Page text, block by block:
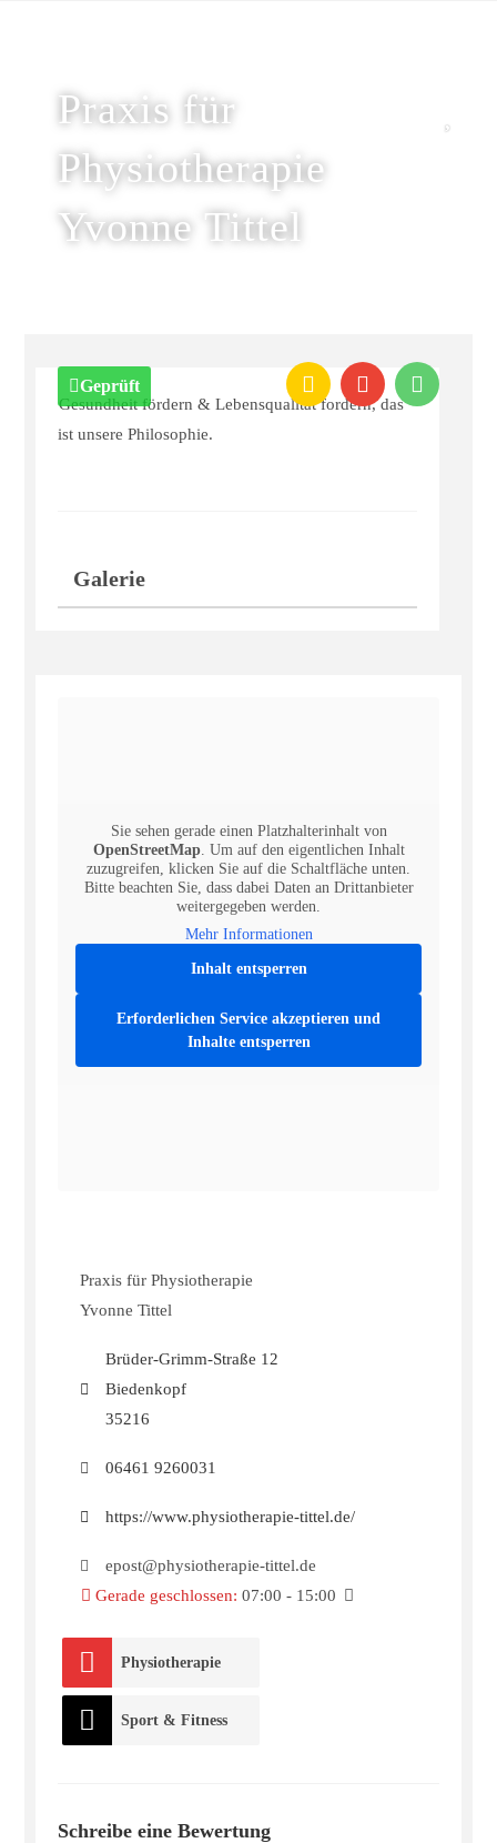
Praxis für
Physiotherapie
Yvonne Tittel
Geprüft
Gesundheit fördern & Lebens­qualität fordern, das
ist unsere Philosophie.
Galerie
Sie sehen gerade einen Platzhalterinhalt von
OpenStreetMap. Um auf den eigentlichen Inhalt
zuzugreifen, klicken Sie auf die Schaltfläche unten.
Bitte beachten Sie, dass dabei Daten an Drittanbieter
weitergegeben werden.
Mehr Informationen
Inhalt entsperren
Erforderlichen Service akzeptieren und
Inhalte entsperren
Praxis für Physiotherapie
Yvonne Tittel
Brüder-Grimm-Straße 12
Biedenkopf
35216
06461 9260031
https://www.physiotherapie-tittel.de/
epost@physiotherapie-tittel.de
Gerade geschlossen: 07:00 - 15:00
Physiotherapie
Sport & Fitness
Schreibe eine Bewertung